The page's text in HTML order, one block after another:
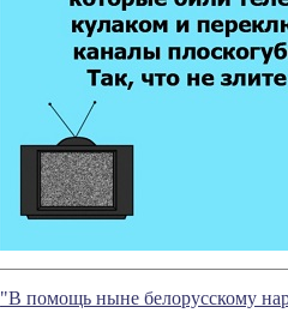
"В помощь ныне белорусскому